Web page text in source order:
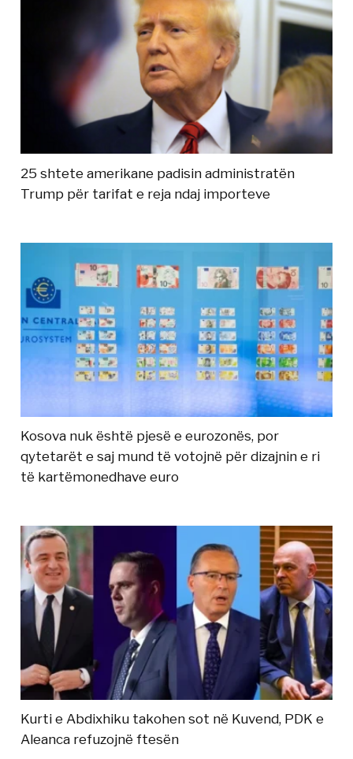
25 shtete amerikane padisin administratën
Trump për tarifat e reja ndaj importeve
Kosova nuk është pjesë e eurozonës, por
qytetarët e saj mund të votojnë për dizajnin e ri
të kartëmonedhave euro
Kurti e Abdixhiku takohen sot në Kuvend, PDK e
Aleanca refuzojnë ftesën